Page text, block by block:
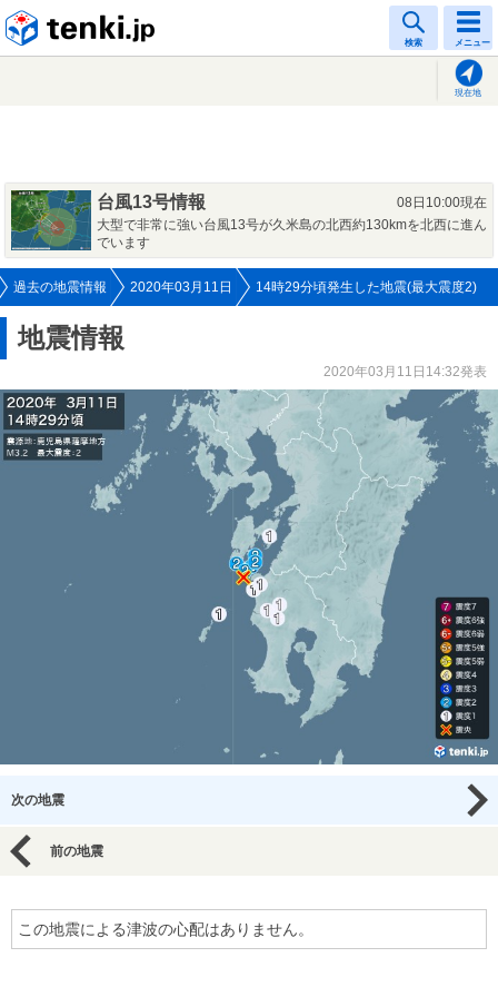
検索 メニュー
現在地
台風13号情報
08日10:00現在
大型で非常に強い台風13号が久米島の北西約130kmを北西に進ん
でいます
過去の地震情報 2020年03月11日 14時29分頃発生した地震(最大震度2)
地震情報
2020年03月11日14:32発表
次の地震
前の地震
この地震による津波の心配はありません。